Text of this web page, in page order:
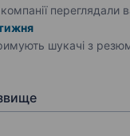
компанії
шукачі з